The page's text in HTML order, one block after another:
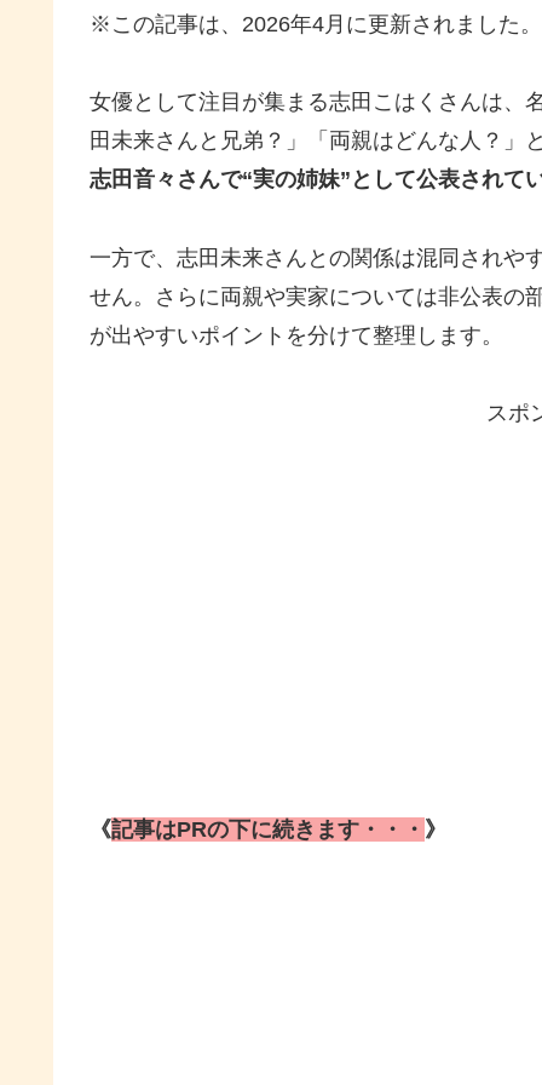
※この記事は、2026年4月に更新されました。
女優として注目が集まる志田こはくさんは、
田未来さんと兄弟？」「両親はどんな人？」
志田音々さんで“実の姉妹”として公表されて
一方で、志田未来さんとの関係は混同されや
せん。さらに両親や実家については非公表の
が出やすいポイントを分けて整理します。
スポ
《記事はPRの下に続きます・・・ 》